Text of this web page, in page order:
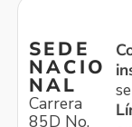
SEDE
NACIO
NAL
Carrera
85D No.